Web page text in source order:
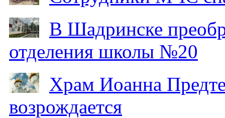
В Шадринске
отделения школы №20
Храм Иоанна
возрождается